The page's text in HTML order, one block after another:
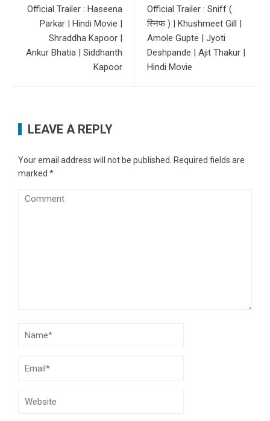
Official Trailer : Haseena
Parkar | Hindi Movie |
Shraddha Kapoor |
Ankur Bhatia | Siddhanth
Kapoor
Official Trailer : Sniff (
स्निफ ) | Khushmeet Gill |
Amole Gupte | Jyoti
Deshpande | Ajit Thakur |
Hindi Movie
LEAVE A REPLY
Your email address will not be published.
Required fields are
marked *